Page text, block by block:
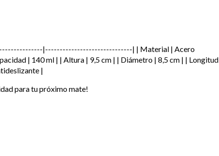
|------------------------------| | Material | Acero
| 140 ml | | Altura | 9,5 cm | | Diámetro | 8,5 cm | | Longitud
|
para tu próximo mate!